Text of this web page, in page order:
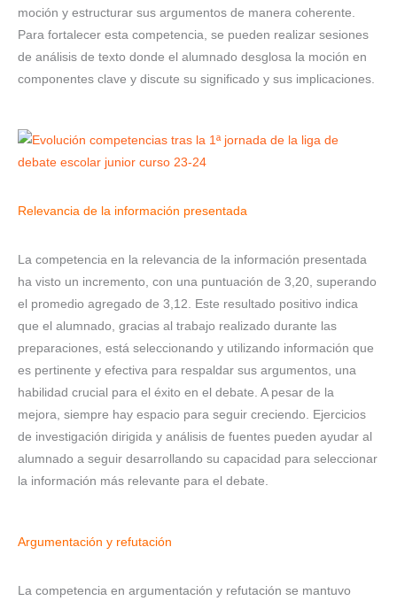
moción y estructurar sus argumentos de manera coherente.
Para fortalecer esta competencia, se pueden realizar sesiones
de análisis de texto donde el alumnado desglosa la moción en
componentes clave y discute su significado y sus implicaciones.
Relevancia de la información presentada
La competencia en la relevancia de la información presentada
ha visto un incremento, con una puntuación de 3,20, superando
el promedio agregado de 3,12. Este resultado positivo indica
que el alumnado, gracias al trabajo realizado durante las
preparaciones, está seleccionando y utilizando información que
es pertinente y efectiva para respaldar sus argumentos, una
habilidad crucial para el éxito en el debate. A pesar de la
mejora, siempre hay espacio para seguir creciendo. Ejercicios
de investigación dirigida y análisis de fuentes pueden ayudar al
alumnado a seguir desarrollando su capacidad para seleccionar
la información más relevante para el debate.
Argumentación y refutación
La competencia en argumentación y refutación se mantuvo